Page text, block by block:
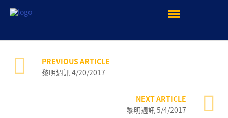
PREVIOUS ARTICLE
黎明週訊 4/20/2017
NEXT ARTICLE
黎明週訊 5/4/2017